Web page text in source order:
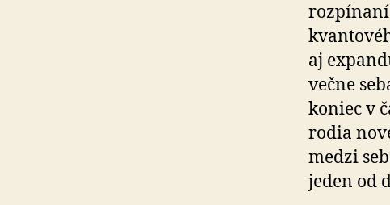
rozpínaní
aj
večne
koniec v
rodia
medzi
jeden od